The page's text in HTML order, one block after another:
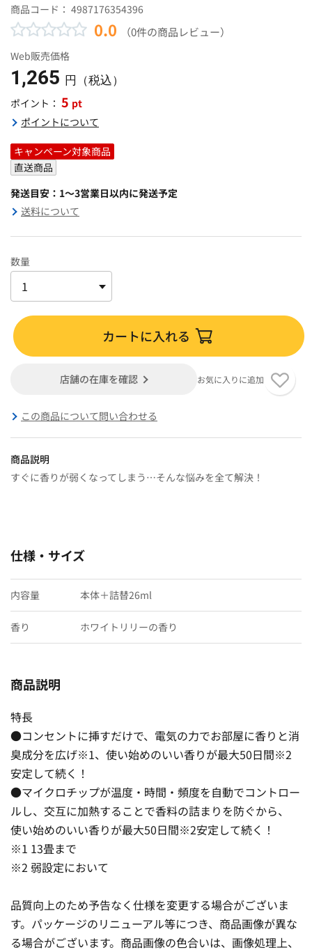
商品コード： 4987176354396
0.0 （0件の商品レビュー）
Web販売価格
1,265 円（税込）
ポイント： 5 pt
ポイントについて
キャンペーン対象商品
直送商品
発送目安：1～3営業日以内に発送予定
送料について
数量
カートに入れる
店舗の在庫を確認 お気に入りに追加
この商品について問い合わせる
商品説明
すぐに香りが弱くなってしまう…そんな悩みを全て解決！
仕様・サイズ
内容量 本体＋詰替26ml
香り ホワイトリリーの香り
商品説明
特長
●コンセントに挿すだけで、電気の力でお部屋に香りと消
臭成分を広げ※1、使い始めのいい香りが最大50日間※2
安定して続く！
●マイクロチップが温度・時間・頻度を自動でコントロー
ルし、交互に加熱することで香料の詰まりを防ぐから、
使い始めのいい香りが最大50日間※2安定して続く！
※1 13畳まで
※2 弱設定において
品質向上のため予告なく仕様を変更する場合がございま
す。パッケージのリニューアル等につき、商品画像が異な
る場合がございます。商品画像の色合いは、画像処理上、